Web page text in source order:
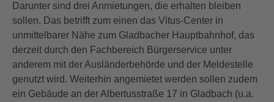
Darunter sind drei Anmietungen, die erhalten bleiben
sollen. Das betrifft zum einen das Vitus-Center in
unmittelbarer Nähe zum Gladbacher Hauptbahnhof, das
derzeit durch den Fachbereich Bürgerservice unter
anderem mit der Ausländerbehörde und der Meldestelle
genutzt wird. Weiterhin angemietet werden sollen zudem
ein Gebäude an der Albertusstraße 17 in Gladbach (u.a.